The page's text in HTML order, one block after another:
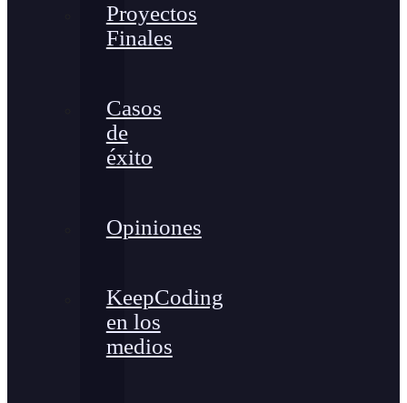
Proyectos
Finales
Casos
de
éxito
Opiniones
KeepCoding
en los
medios